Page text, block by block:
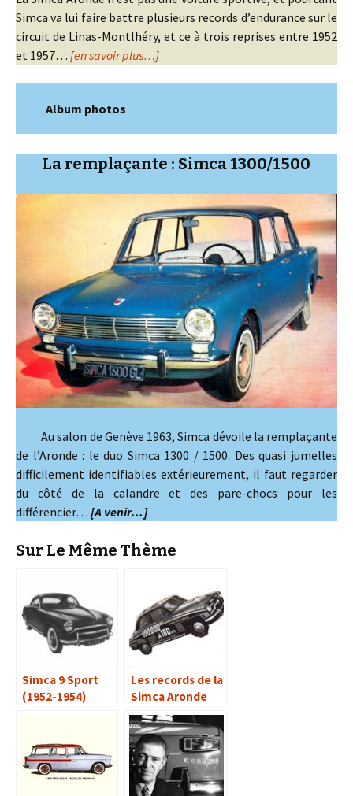
Simca va lui faire battre plusieurs records d’endurance sur le
circuit de Linas-Montlhéry, et ce à trois reprises entre 1952
et 1957… [en savoir plus…]
Album photos
La remplaçante : Simca 1300/1500
Au salon de Genève 1963, Simca dévoile la remplaçante
de l’Aronde : le duo Simca 1300 / 1500. Des quasi jumelles
difficilement identifiables extérieurement, il faut regarder
du côté de la calandre et des pare-chocs pour les
différencier… [A venir…]
Sur Le Même Thème
Simca 9 Sport
(1952-1954)
Les records de la
Simca Aronde